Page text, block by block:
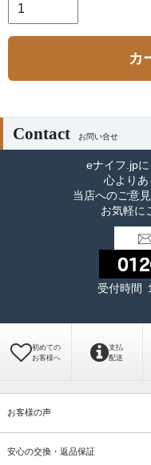
カ
Contact お問い合せ
eナイフ.jp
心より
当店へのご意
お気軽に
受付時間
初めての
お客様へ
支払
配送
お客様の声
安心の交換・返品保証